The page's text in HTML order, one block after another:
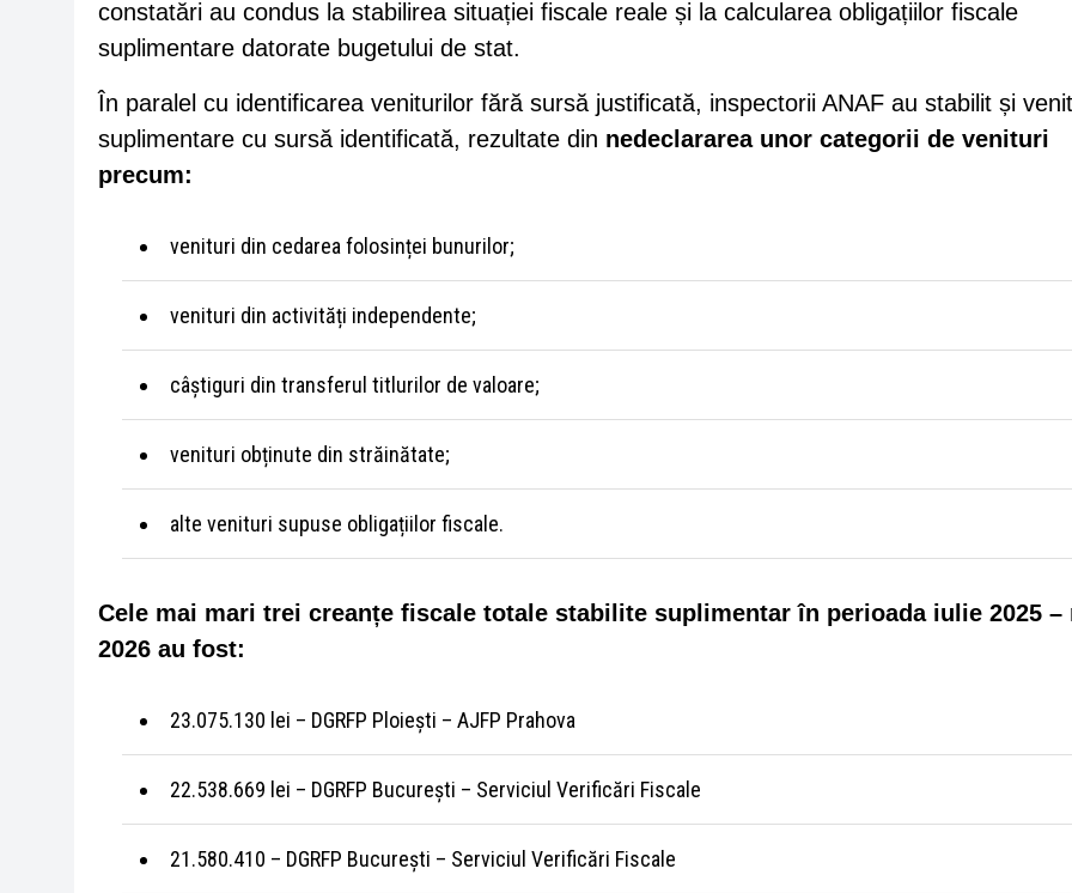
constatări au condus la stabilirea situației fiscale reale și la calcularea obligațiilor fiscale
suplimentare datorate bugetului de stat.
În paralel cu identificarea veniturilor fără sursă justificată, inspectorii ANAF au stabilit și
suplimentare cu sursă identificată, rezultate din nedeclararea unor categorii de venituri
precum:
venituri din cedarea folosinței bunurilor;
venituri din activități independente;
câștiguri din transferul titlurilor de valoare;
venituri obținute din străinătate;
alte venituri supuse obligațiilor fiscale.
Cele mai mari trei creanțe fiscale totale stabilite suplimentar în perioada iulie 2025 –
2026 au fost:
23.075.130 lei – DGRFP Ploiești – AJFP Prahova
22.538.669 lei – DGRFP București – Serviciul Verificări Fiscale
21.580.410 – DGRFP București – Serviciul Verificări Fiscale